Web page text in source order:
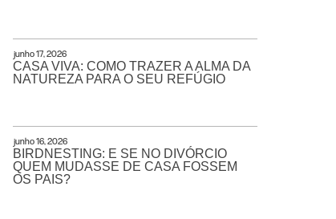
junho 17, 2026
CASA VIVA: COMO TRAZER A ALMA DA
NATUREZA PARA O SEU REFÚGIO
junho 16, 2026
BIRDNESTING: E SE NO DIVÓRCIO
QUEM MUDASSE DE CASA FOSSEM
OS PAIS?